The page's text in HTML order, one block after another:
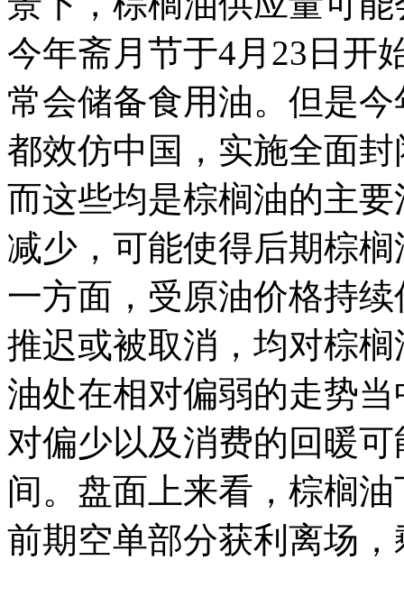
今年斋月节于4月23日开
常会储备食用油。但是
都效仿中国，实施全面
而这些均是棕榈油的主
减少，可能使得后期棕
一方面，受原油价格持
推迟或被取消，均对棕
油处在相对偏弱的走势
对偏少以及消费的回暖
间。盘面上来看，棕榈
前期空单部分获利离场